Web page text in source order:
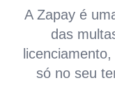
A Zapay é
das
só no seu